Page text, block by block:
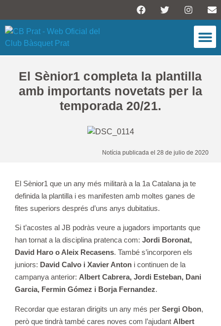
El Sènior1 completa la plantilla
amb importants novetats per la
temporada 20/21.
Notícia publicada el 28 de julio de 2020
El Sènior1 que un any més militarà a la 1a Catalana ja te
definida la plantilla i es manifesten amb moltes ganes de
fites superiors després d’uns anys dubitatius.
Si t’acostes al JB podràs veure a jugadors importants que
han tornat a la disciplina pratenca com: Jordi Boronat,
David Haro o Aleix Recasens. També s’incorporen els
juniors: David Calvo i Xavier Anton i continuen de la
campanya anterior: Albert Cabrera, Jordi Esteban, Dani
Garcia, Fermin Gómez i Borja Fernandez.
Recordar que estaran dirigits un any més per Sergi Obon,
però que tindrà també cares noves com l’ajudant Albert